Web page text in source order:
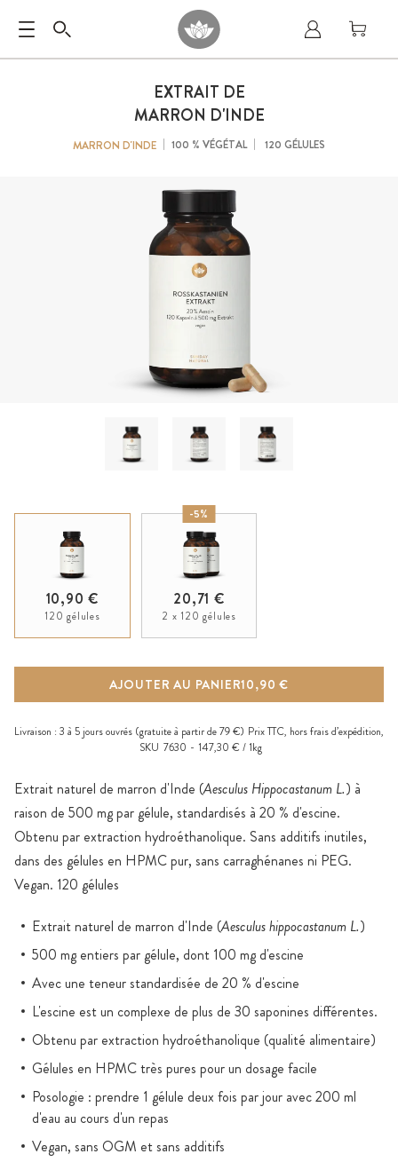
EXTRAIT DE
MARRON D'INDE
MARRON D'INDE 100 % VÉGÉTAL 120 GÉLULES
Extrait naturel de marron d'Inde (Aesculus Hippocastanum L.) à
raison de 500 mg par gélule, standardisés à 20 % d'escine.
Obtenu par extraction hydroéthanolique. Sans additifs inutiles,
dans des gélules en HPMC pur, sans carraghénanes ni PEG.
Vegan. 120 gélules
Extrait naturel de marron d'Inde (Aesculus hippocastanum L.)
500 mg entiers par gélule, dont 100 mg d'escine
Avec une teneur standardisée de 20 % d'escine
L'escine est un complexe de plus de 30 saponines différentes.
Obtenu par extraction hydroéthanolique (qualité alimentaire)
Gélules en HPMC très pures pour un dosage facile
Posologie : prendre 1 gélule deux fois par jour avec 200 ml
d'eau au cours d'un repas
Vegan, sans OGM et sans additifs
10,90 €
120 gélules
-5%
20,71 €
2 x 120 gélules
AJOUTER AU PANIER10,90 €
Livraison : 3 à 5 jours ouvrés (gratuite à partir de 79 €) Prix TTC, horsfrais d’expédition,
SKU 7630 147,30 € / 1kg